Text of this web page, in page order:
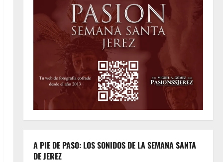
A PIE DE PASO: LOS SONIDOS DE LA SEMANA SANTA
DE JEREZ